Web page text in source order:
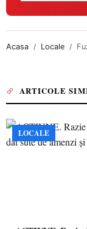
Acasa Locale
ARTICOLE
LOCALE